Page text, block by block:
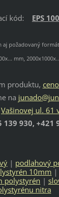
kód: EPS
požadovaný formát
mm,
produktu,
na
Vašinovej ul. 61
139 930, +421
| podlahový
10mm |
polystyrén |
nitra